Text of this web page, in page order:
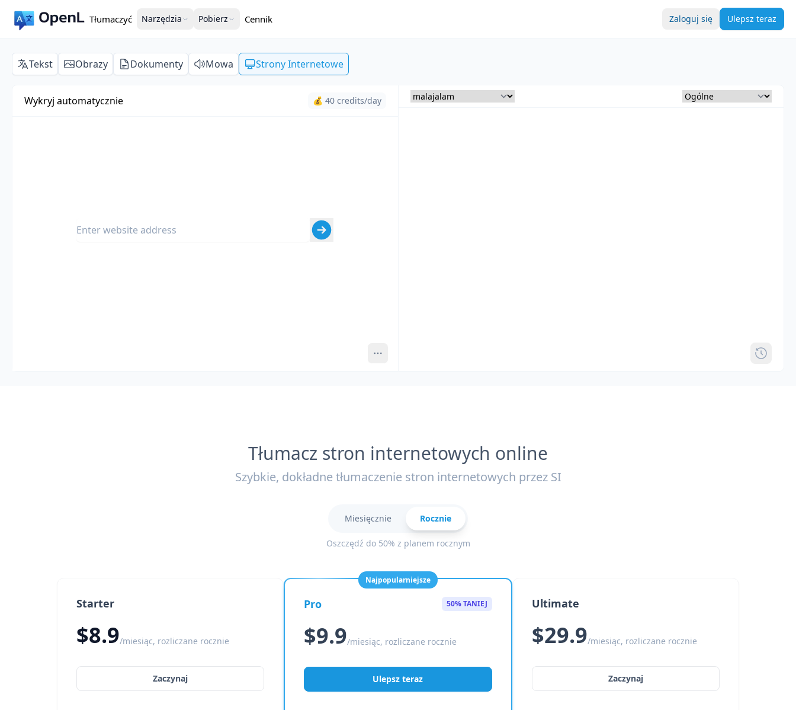
Tłumaczyć Narzędzia Pobierz Cennik Zaloguj się Ulepsz teraz
Tekst Obrazy Dokumenty Mowa Strony Internetowe
Wykryj automatycznie 💰 40 credits/day
Tłumacz stron internetowych online
Szybkie, dokładne tłumaczenie stron internetowych przez SI
Miesięcznie Rocznie
Oszczędź do 50% z planem rocznym
Starter
$8.9/miesiąc, rozliczane rocznie
Zaczynaj
Najpopularniejsze
Pro 50% TANIEJ
$9.9/miesiąc, rozliczane rocznie
Ulepsz teraz
Ultimate
$29.9/miesiąc, rozliczane rocznie
Zaczynaj